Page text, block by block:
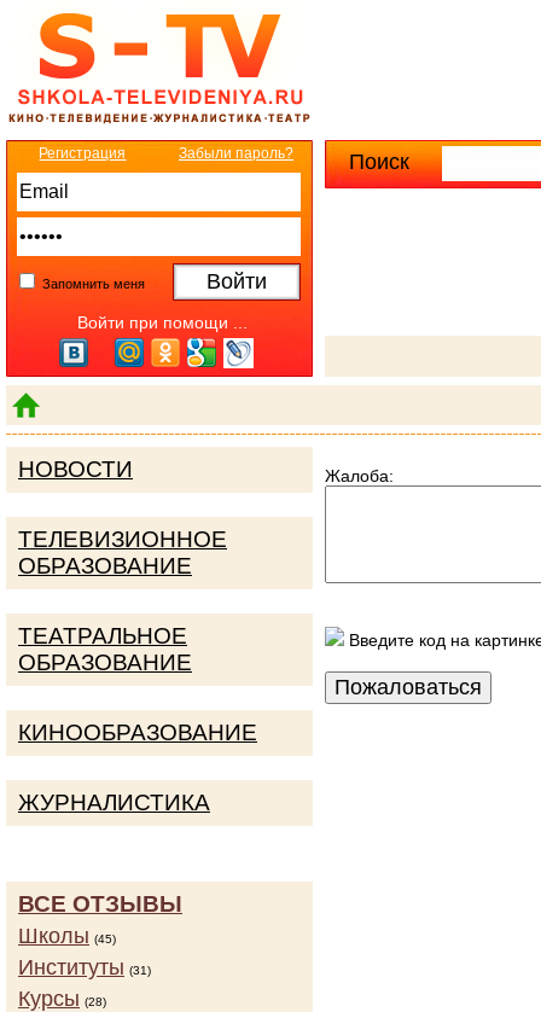
Поиск
Регистрация Забыли пароль?
Запомнить меня
Войти при помощи ...
Жалоба:
Введите код на
НОВОСТИ
ТЕЛЕВИЗИОННОЕ
ОБРАЗОВАНИЕ
ТЕАТРАЛЬНОЕ
ОБРАЗОВАНИЕ
КИНООБРАЗОВАНИЕ
ЖУРНАЛИСТИКА
ВСЕ ОТЗЫВЫ
Школы (45)
Институты (31)
Курсы (28)